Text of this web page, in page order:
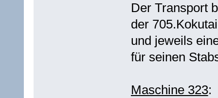
Der Transport
der
und jeweils
für seinen
Maschine 323: